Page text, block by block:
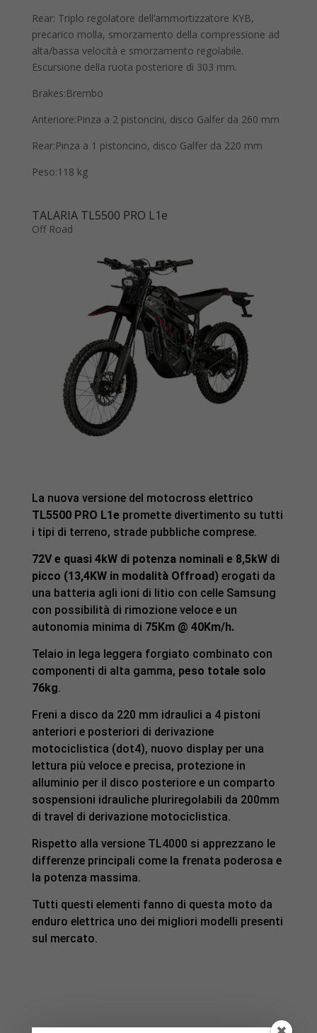
Rear: Triplo regolatore dell’ammortizzatore KYB,
precarico molla, smorzamento della compressione ad
alta/bassa velocità e smorzamento regolabile.
Escursione della ruota posteriore di 303 mm.
Brakes:Brembo
Anteriore:Pinza a 2 pistoncini, disco Galfer da 260 mm
Rear:Pinza a 1 pistoncino, disco Galfer da 220 mm
Peso:118 kg
TALARIA TL5500 PRO L1e
Off Road
La nuova versione del motocross elettrico
TL5500 PRO L1e promette divertimento su tutti
i tipi di terreno, strade pubbliche comprese.
72V e quasi 4kW di potenza nominali e 8,5kW di
picco (13,4KW in modalità Offroad) erogati da
una batteria agli ioni di litio con celle Samsung
con possibilità di rimozione veloce e un
autonomia minima di 75Km @ 40Km/h.
Telaio in lega leggera forgiato combinato con
componenti di alta gamma, peso totale solo
76kg.
Freni a disco da 220 mm idraulici a 4 pistoni
anteriori e posteriori di derivazione
motociclistica (dot4), nuovo display per una
lettura più veloce e precisa, protezione in
alluminio per il disco posteriore e un comparto
sospensioni idrauliche pluriregolabili da 200mm
di travel di derivazione motociclistica.
Rispetto alla versione TL4000 si apprezzano le
differenze principali come la frenata poderosa e
la potenza massima.
Tutti questi elementi fanno di questa moto da
enduro elettrica uno dei migliori modelli presenti
sul mercato.